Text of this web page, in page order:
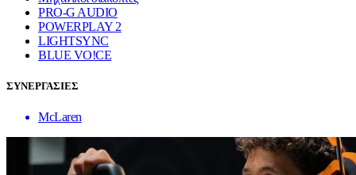
PRO-G AUDIO
POWERPLAY 2
LIGHTSYNC
BLUE VO!CE
ΣΥΝΕΡΓΑΣΙΕΣ
McLaren